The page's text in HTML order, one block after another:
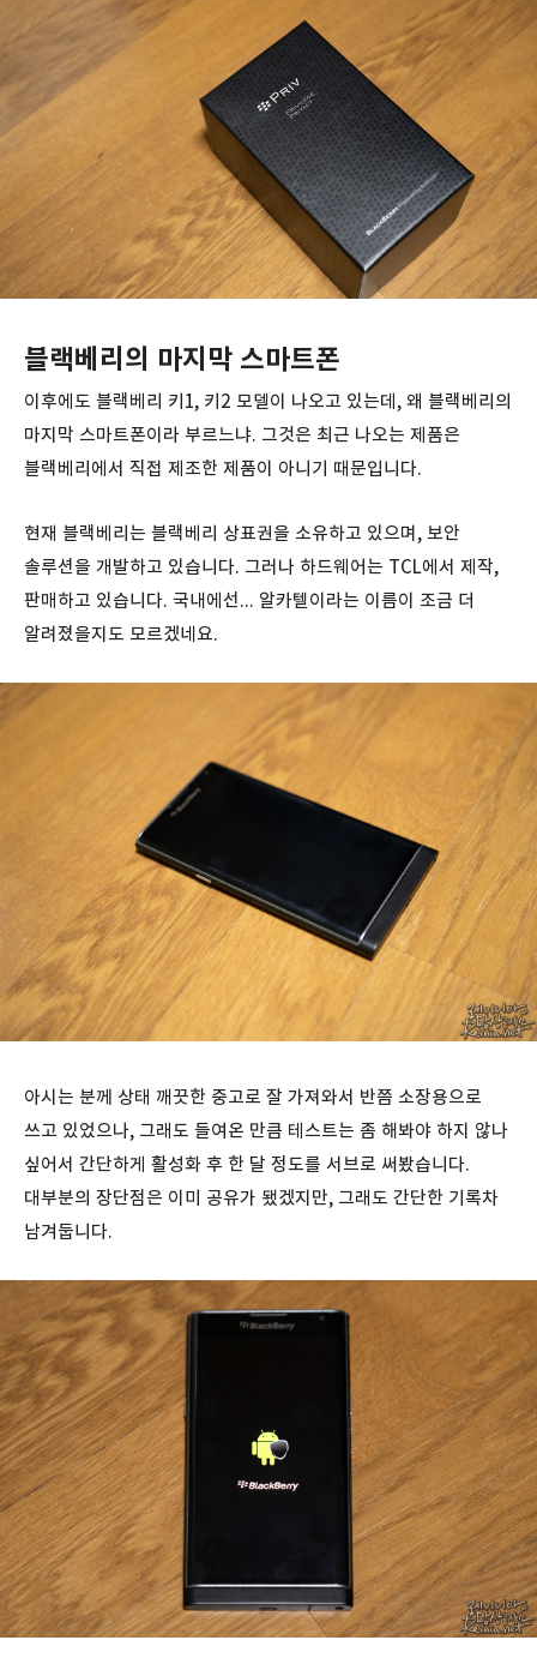
블랙베리의 마지막 스마트폰
이후에도 블랙베리 키1, 키2 모델이 나오고 있는데, 왜 블랙베리의
마지막 스마트폰이라 부르느냐. 그것은 최근 나오는 제품은
블랙베리에서 직접 제조한 제품이 아니기 때문입니다.
현재 블랙베리는 블랙베리 상표권을 소유하고 있으며, 보안
솔루션을 개발하고 있습니다. 그러나 하드웨어는 TCL에서 제작,
판매하고 있습니다. 국내에선... 알카텔이라는 이름이 조금 더
알려졌을지도 모르겠네요.
아시는 분께 상태 깨끗한 중고로 잘 가져와서 반쯤 소장용으로
쓰고 있었으나, 그래도 들여온 만큼 테스트는 좀 해봐야 하지 않나
싶어서 간단하게 활성화 후 한 달 정도를 서브로 써봤습니다.
대부분의 장단점은 이미 공유가 됐겠지만, 그래도 간단한 기록차
남겨둡니다.